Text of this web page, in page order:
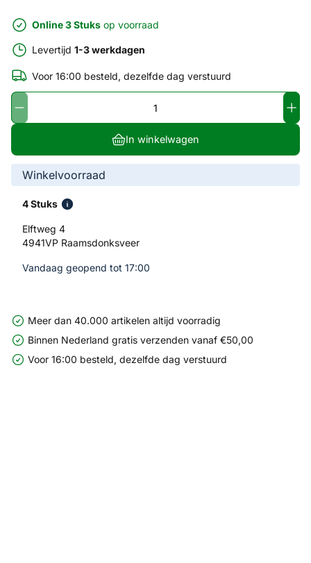
Online 3 Stuks op voorraad
Levertijd 1-3 werkdagen
Voor 16:00 besteld, dezelfde dag verstuurd
In winkelwagen
Winkelvoorraad
4 Stuks
Elftweg 4
4941VP Raamsdonksveer
Vandaag geopend tot 17:00
Meer dan 40.000 artikelen altijd voorradig
Binnen Nederland gratis verzenden vanaf €50,00
Voor 16:00 besteld, dezelfde dag verstuurd